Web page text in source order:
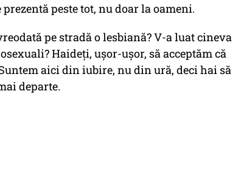
peste tot, nu doar la oameni.
pe stradă o lesbiană? V-a luat cineva
Haideți, ușor-ușor, să acceptăm că
aici din iubire, nu din ură, deci hai să
departe.